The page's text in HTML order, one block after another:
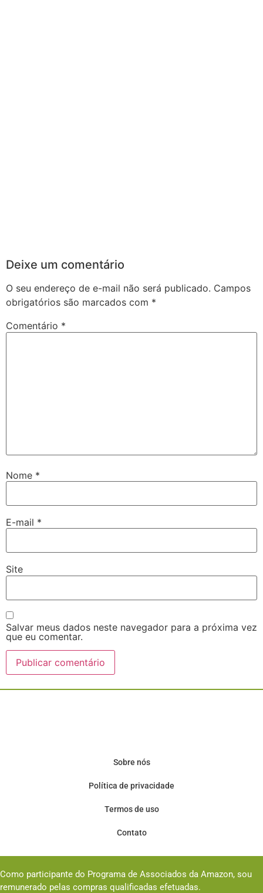
Deixe um comentário
O seu endereço de e-mail não será publicado. Campos
obrigatórios são marcados com *
Comentário *
Nome *
E-mail *
Site
Salvar meus dados neste navegador para a próxima vez
que eu comentar.
Sobre nós
Política de privacidade
Termos de uso
Contato
Como participante do Programa de Associados da Amazon, sou
remunerado pelas compras qualificadas efetuadas.